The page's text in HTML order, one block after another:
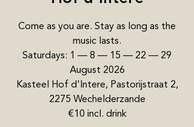
Come as you are. Stay as long as the
music lasts.
Saturdays: 1 — 8 — 15 — 22 — 29
August 2026
Kasteel Hof d'Intere, Pastorijstraat 2,
2275 Wechelderzande
€10 incl. drink